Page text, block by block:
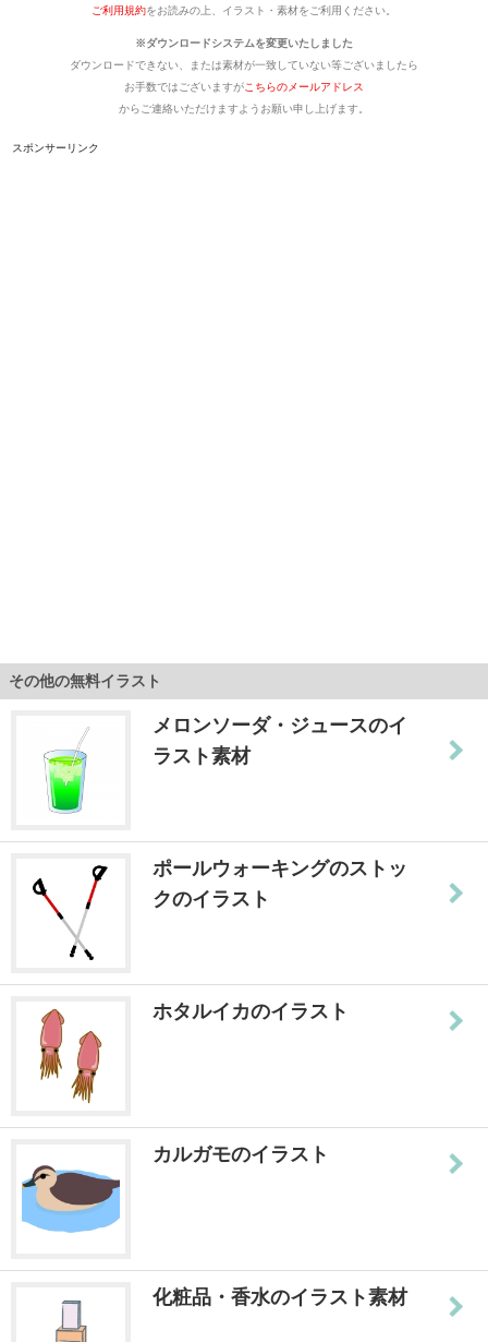
ご利用規約をお読みの上、イラスト・素材をご利用ください。
※ダウンロードシステムを変更いたしました
ダウンロードできない、または素材が一致していない等ございましたら
お手数ではございますがこちらのメールアドレス
からご連絡いただけますようお願い申し上げます。
スポンサーリンク
その他の無料イラスト
メロンソーダ・ジュースのイ
ラスト素材
ポールウォーキングのストッ
クのイラスト
ホタルイカのイラスト
カルガモのイラスト
化粧品・香水のイラスト素材